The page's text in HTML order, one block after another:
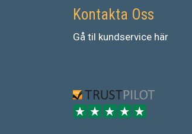
Kontakta Oss
Gå til kundservice här